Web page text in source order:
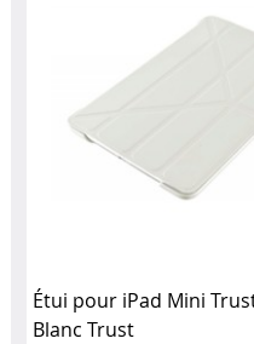
Étui pour iPad Mini
Blanc Trust